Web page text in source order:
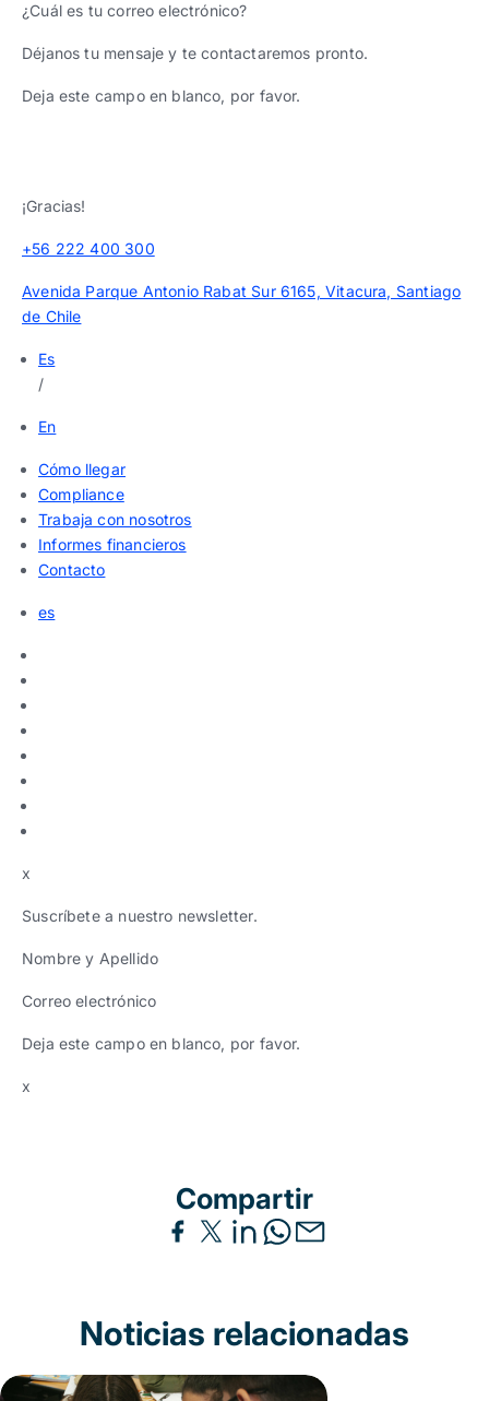
¿Cuál es tu correo electrónico?
Déjanos tu mensaje y te contactaremos pronto.
Deja este campo en blanco, por favor.
¡Gracias!
+56 222 400 300
Avenida Parque Antonio Rabat Sur 6165, Vitacura, Santiago
de Chile
Es
/
En
Cómo llegar
Compliance
Trabaja con nosotros
Informes financieros
Contacto
es
x
Suscríbete a nuestro newsletter.
Nombre y Apellido
Correo electrónico
Deja este campo en blanco, por favor.
x
Compartir
Noticias relacionadas